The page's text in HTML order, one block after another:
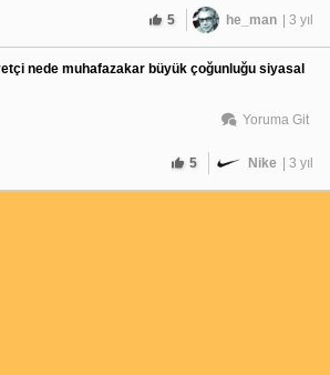
5 he_man | 3 yıl
nede muhafazakar büyük çoğunluğu siyasal
Yoruma Git
5 Nike | 3 yıl